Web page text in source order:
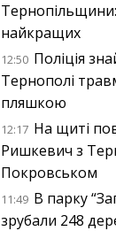
найкращих
12:50 Поліція
Тернополі
пляшкою
12:17 На щиті
Ришкевич з
Покровськом
11:49 В парку
зрубали 248